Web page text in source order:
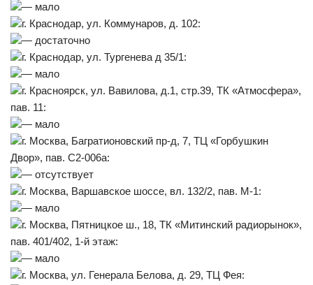
— мало
г. Краснодар, ул. Коммунаров, д. 102:
— достаточно
г. Краснодар, ул. Тургенева д 35/1:
— мало
г. Красноярск, ул. Вавилова, д.1, стр.39, ТК «Атмосфера»,
пав. 11:
— мало
г. Москва, Багратионовский пр-д, 7, ТЦ «Горбушкин
Двор», пав. С2-006а:
— отсутствует
г. Москва, Варшавское шоссе, вл. 132/2, пав. М-1:
— мало
г. Москва, Пятницкое ш., 18, ТК «Митинский радиорынок»,
пав. 401/402, 1-й этаж:
— мало
г. Москва, ул. Генерала Белова, д. 29, ТЦ Фея: